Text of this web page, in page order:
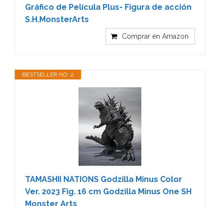
Gráfico de Película Plus- Figura de acción
S.H.MonsterArts
Comprar en Amazon
BESTSELLER NO. 2
TAMASHII NATIONS Godzilla Minus Color
Ver. 2023 Fig. 16 cm Godzilla Minus One SH
Monster Arts